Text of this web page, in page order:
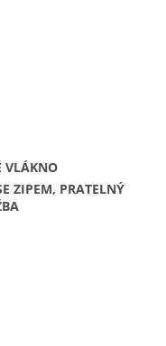
VLÁKNO
ZIPEM, PRATELNÝ